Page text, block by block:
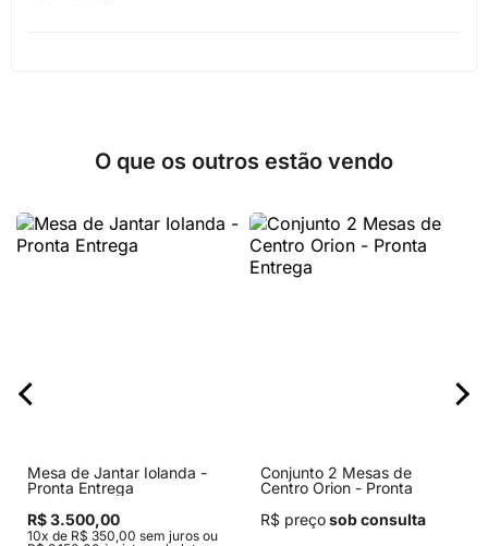
O que os outros estão vendo
Mesa de Jantar Iolanda -
Pronta Entrega
R$ 3.500,00
10x de R$ 350,00 sem juros ou
Conjunto 2 Mesas de
Centro Orion - Pronta
R$ preçosob consulta